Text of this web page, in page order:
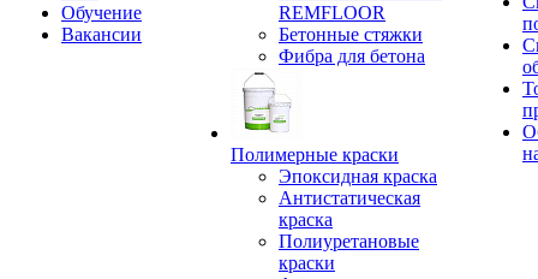
Обучение
Вакансии
REMFLOOR
Бетонные стяжки
Фибра для бетона
Полимерные краски
Эпоксидная краска
Антистатическая
краска
Полиуретановые
краски